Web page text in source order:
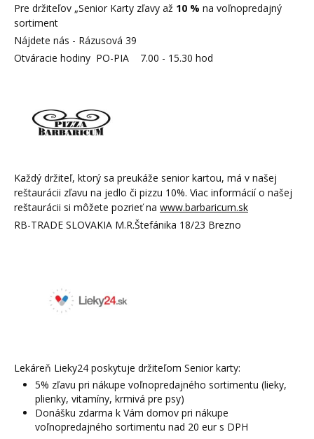
Pre držiteľov „Senior Karty zľavy až 10 % na voľnopredajný
sortiment
Nájdete nás - Rázusová 39
Otváracie hodiny PO-PIA 7.00 - 15.30 hod
Každý držiteľ, ktorý sa preukáže senior kartou, má v našej
reštaurácii zľavu na jedlo či pizzu 10%. Viac informácií o našej
reštaurácii si môžete pozrieť na www.barbaricum.sk
RB-TRADE SLOVAKIA M.R.Štefánika 18/23 Brezno
Lekáreň Lieky24 poskytuje držiteľom Senior karty:
5% zľavu pri nákupe voľnopredajného sortimentu (lieky,
plienky, vitamíny, krmivá pre psy)
Donášku zdarma k Vám domov pri nákupe
voľnopredajného sortimentu nad 20 eur s DPH